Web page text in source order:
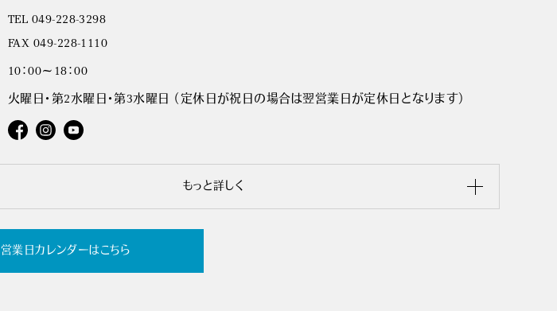
TEL 049-228-3298
FAX 049-228-1110
10：00～18：00
火曜日・第2水曜日・第3水曜日 （定休日が祝日の場合は翌営業日が定休日となります）
もっと詳しく
営業日カレンダーはこちら